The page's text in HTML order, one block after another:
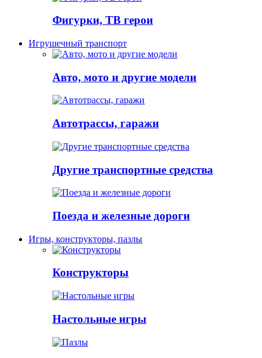
Фигурки, ТВ герои
Игрушечный транспорт
Авто, мото и другие модели
Автотрассы, гаражи
Другие транспортные средства
Поезда и железные дороги
Игры, конструкторы, пазлы
Конструкторы
Настольные игры